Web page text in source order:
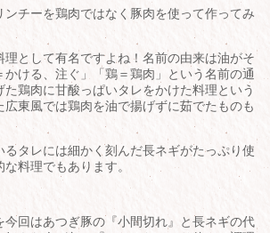
ンチーを鶏肉ではなく豚肉を使って作ってみ
理として有名ですよね！名前の由来は油がそ
ける、注ぐ」「鶏＝鶏肉」という名前の通
た鶏肉に甘酸っぱいタレをかけた料理という
東風では鶏肉を油で揚げずに茹でたものも
るタレには細かく刻んだ長ネギがたっぷり使
料理でもあります。
今回はあつぎ豚の『小間切れ』と長ネギの代